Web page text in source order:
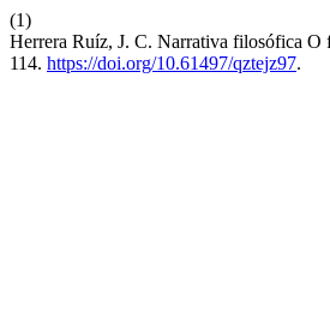
(1)
Herrera Ruíz, J. C. Narrativa filosófica O
114. https://doi.org/10.61497/qztejz97.